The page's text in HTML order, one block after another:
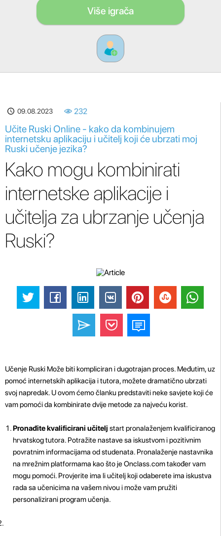
Više igrača
09.08.2023 232
Učite Ruski Online - kako da kombinujem
internetsku aplikaciju i učitelj koji će ubrzati moj
Ruski učenje jezika?
Kako mogu kombinirati
internetske aplikacije i
učitelja za ubrzanje učenja
Ruski?
Učenje Ruski Može biti kompliciran i dugotrajan proces. Međutim, uz
pomoć internetskih aplikacija i tutora, možete dramatično ubrzati
svoj napredak. U ovom ćemo članku predstaviti neke savjete koji će
vam pomoći da kombinirate dvije metode za najveću korist.
Pronađite kvalificirani učitelj start pronalaženjem kvalificiranog
hrvatskog tutora. Potražite nastave sa iskustvom i pozitivnim
povratnim informacijama od studenata. Pronalaženje nastavnika
na mrežnim platformama kao što je Onclass.com također vam
mogu pomoći. Provjerite ima li učitelj koji odaberete ima iskustva
rada sa učenicima na vašem nivou i može vam pružiti
personalizirani program učenja.